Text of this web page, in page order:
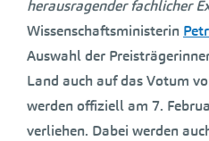
herausragender fachlicher
Wissenschaftsministerin
Auswahl der
Land auch auf das Votum
werden offiziell am 7.
verliehen. Dabei werden